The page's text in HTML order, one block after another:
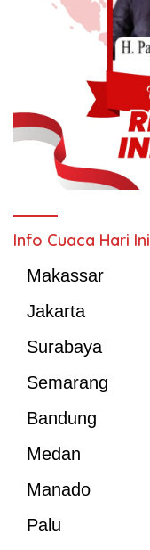
Info Cuaca Hari Ini
Makassar
Jakarta
Surabaya
Semarang
Bandung
Medan
Manado
Palu